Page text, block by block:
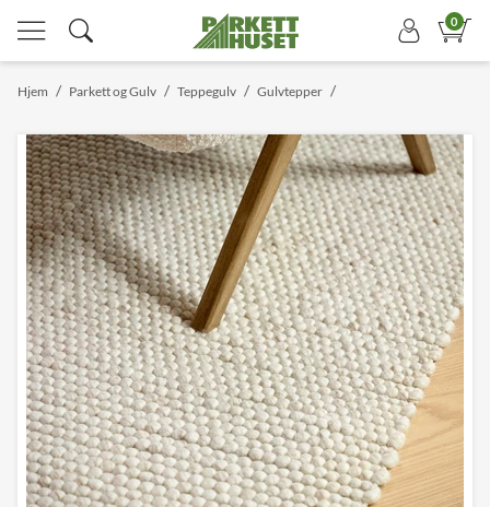
0
/
Hjem /
Parkett og Gulv /
Teppegulv /
Gulvtepper